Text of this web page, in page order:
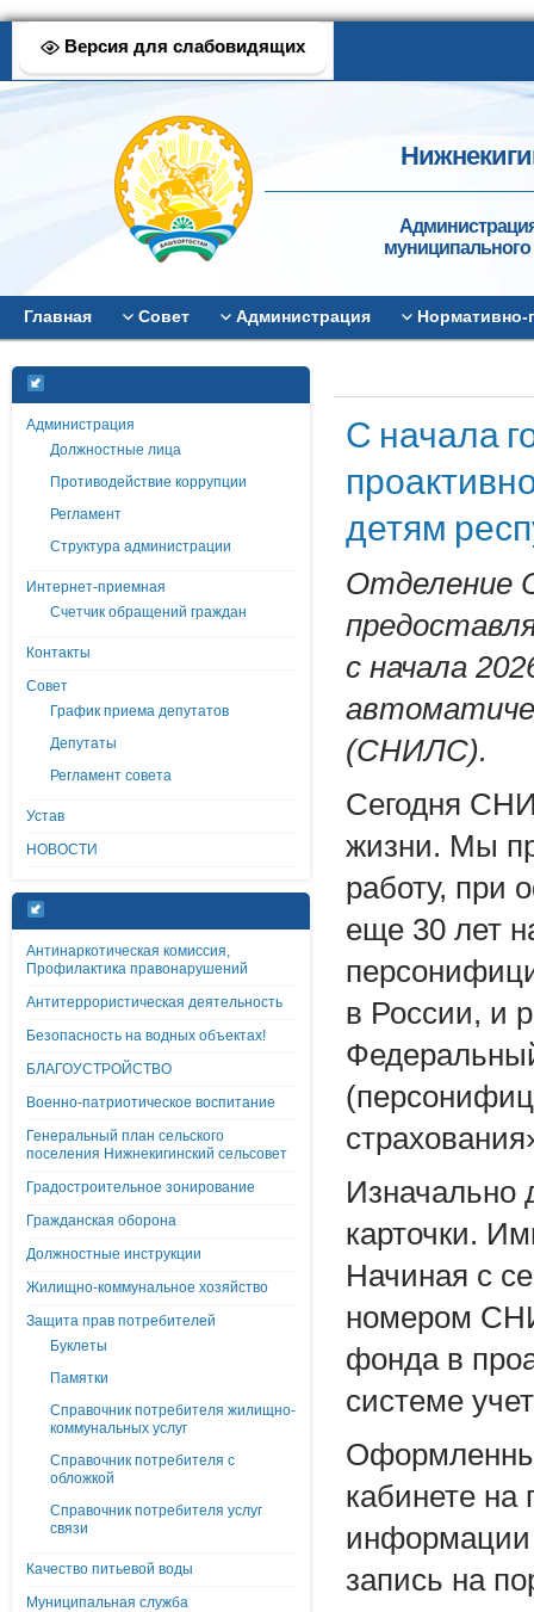
Версия для слабовидящих
муниципального
Главная Совет Администрация
Администрация
Должностные лица
Противодействие коррупции
Регламент
Структура администрации
Интернет-приемная
Счетчик обращений граждан
Контакты
Совет
График приема депутатов
Депутаты
Регламент совета
Устав
НОВОСТИ
Антинаркотическая комиссия,
Профилактика правонарушений
Антитеррористическая деятельность
Безопасность на водных объектах!
БЛАГОУСТРОЙСТВО
Военно-патриотическое воспитание
Генеральный план сельского
поселения Нижнекигинский сельсовет
Градостроительное зонирование
Гражданская оборона
Должностные инструкции
Жилищно-коммунальное хозяйство
Защита прав потребителей
Буклеты
Памятки
Справочник потребителя жилищно-
коммунальных услуг
Справочник потребителя с
обложкой
Справочник потребителя услуг
связи
Качество питьевой воды
Муниципальная служба
С начала
детям
Отделение
с начала
(СНИЛС).
Сегодня
жизни. Мы
работу, при
еще 30 лет
в России, и
Изначально
карточки.
Начиная с
номером
фонда в
системе
кабинете на
информации
запись на